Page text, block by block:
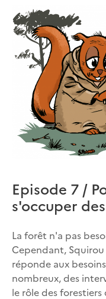
Episode 7 /
s'occuper
La forêt n'a pas
Cependant,
réponde aux
nombreux, des
le rôle des